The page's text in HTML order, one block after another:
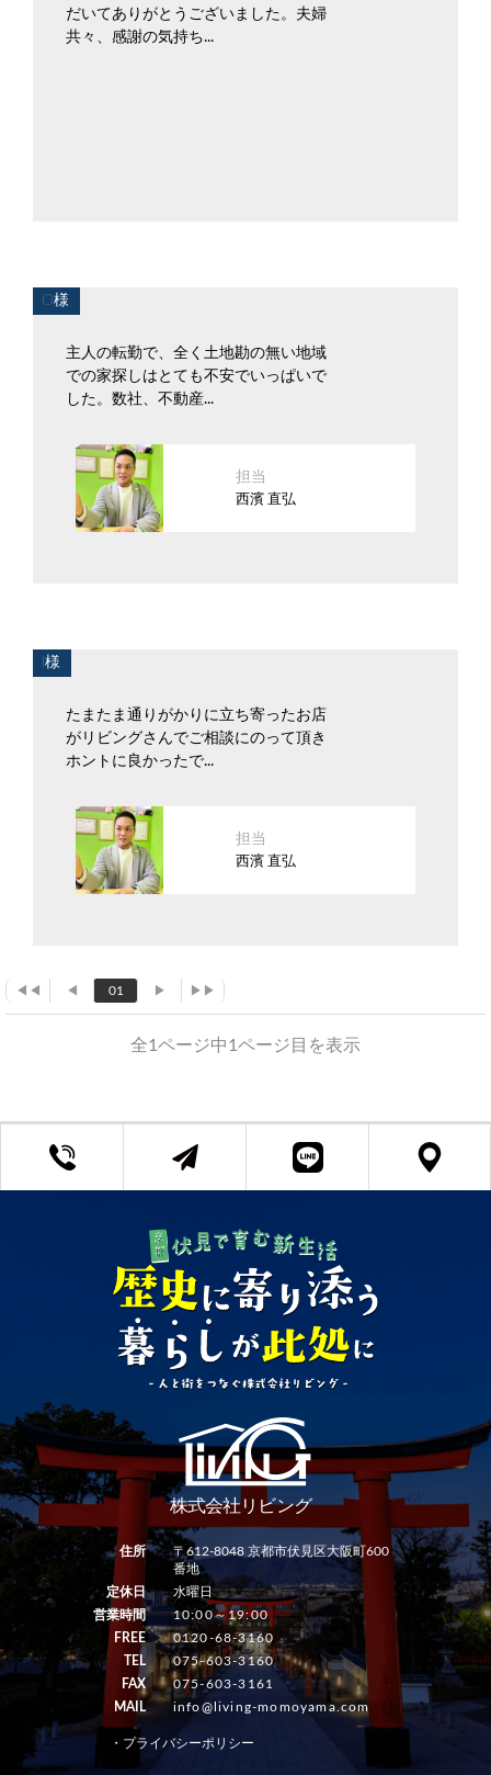
だいてありがとうございました。夫婦
共々、感謝の気持ち...
O様
主人の転勤で、全く土地勘の無い地域
での家探しはとても不安でいっぱいで
した。数社、不動産...
担当
西濱 直弘
I様
たまたま通りがかりに立ち寄ったお店
がリビングさんでご相談にのって頂き
ホントに良かったで...
担当
西濱 直弘
◀◀ ◀ 01 ▶ ▶▶
全1ページ中1ページ目を表示
住所
〒612-8048 京都市伏見区大阪町600
番地
定休日
水曜日
営業時間
10:00～19:00
FREE
0120-68-3160
TEL
075-603-3160
FAX
075-603-3161
MAIL
info@living-momoyama.com
・プライバシーポリシー